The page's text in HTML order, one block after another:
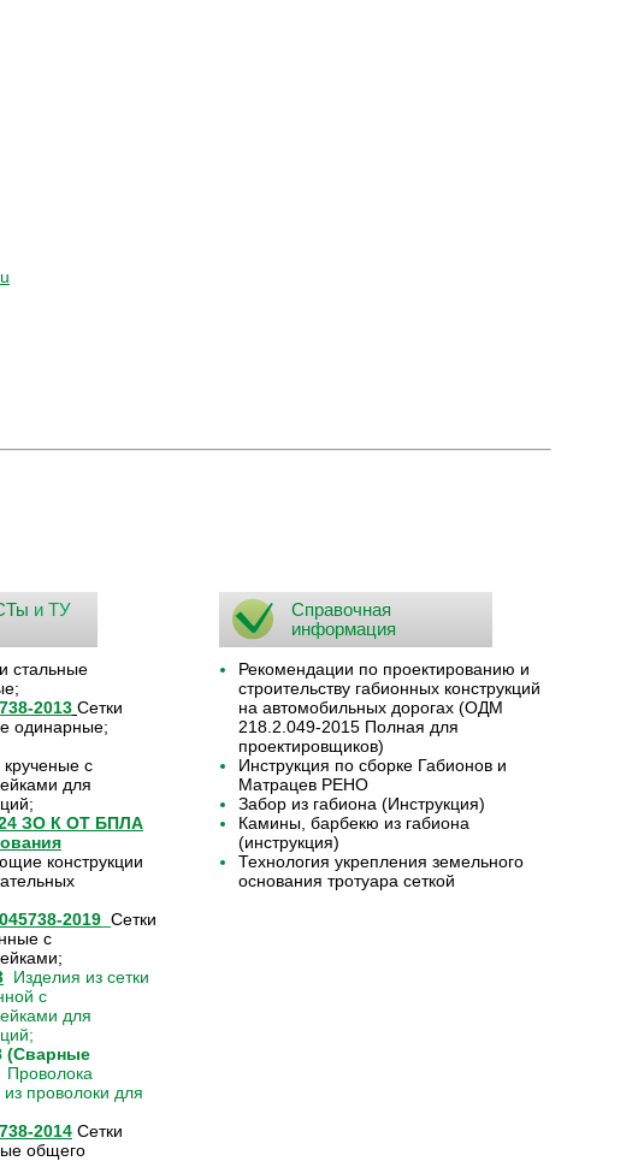
и ТУ
стальные
2013 Сетки
одинарные;
с
для
ЗО К ОТ БПЛА
конструкции
2019 Сетки
с
Изделия из сетки
с
для
(Сварные
Проволока
проволоки для
2014 Сетки
общего
Справочная
информация
Рекомендации по проектированию и
строительству габионных конструкций
на автомобильных дорогах (ОДМ
218.2.049-2015 Полная для
проектировщиков)
Инструкция по сборке Габионов и
Матрацев РЕНО
Забор из габиона (Инструкция)
Камины, барбекю из габиона
(инструкция)
Технология укрепления земельного
основания тротуара сеткой